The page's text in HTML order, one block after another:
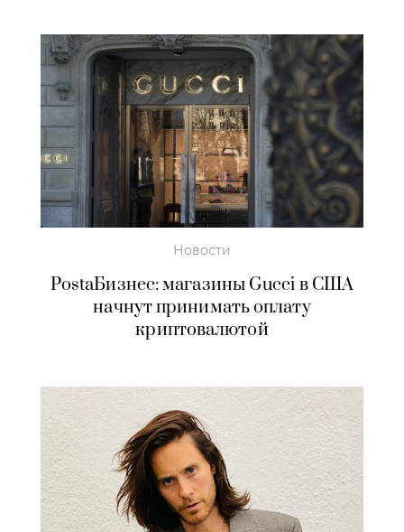
Новости
PostaБизнес: магазины Gucci в США
начнут принимать оплату
криптовалютой